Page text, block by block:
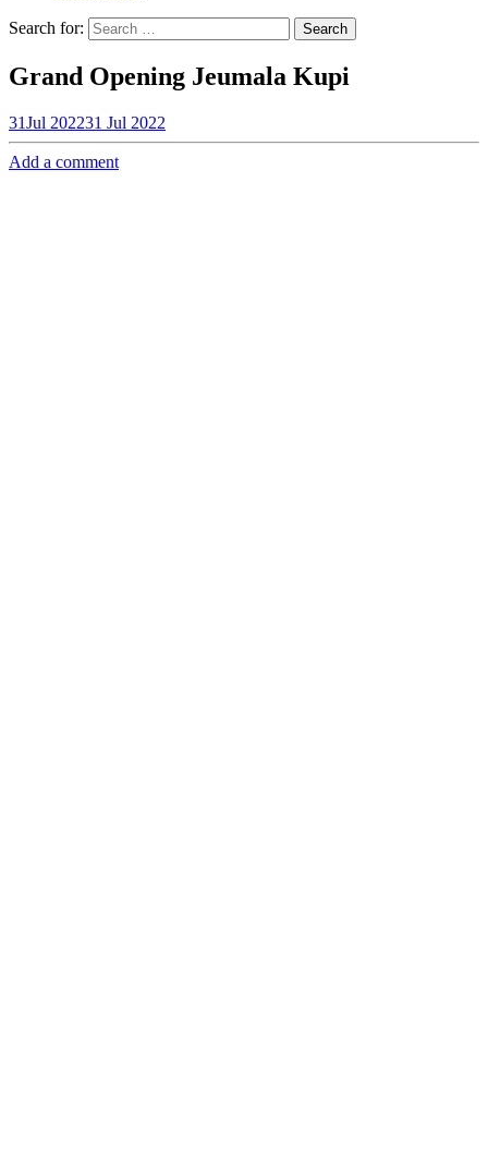
Search for:
Grand Opening Jeumala Kupi
31Jul 202231 Jul 2022
Add a comment